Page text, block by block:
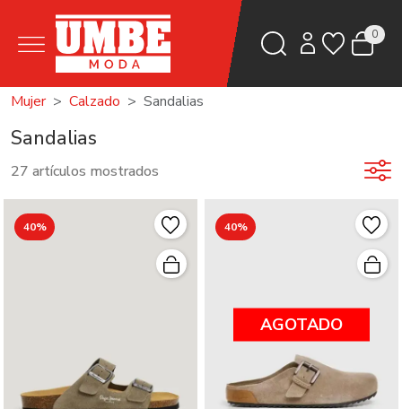
0
Mujer Calzado Sandalias
Sandalias
27 artículos mostrados
40% 40%
AGOTADO